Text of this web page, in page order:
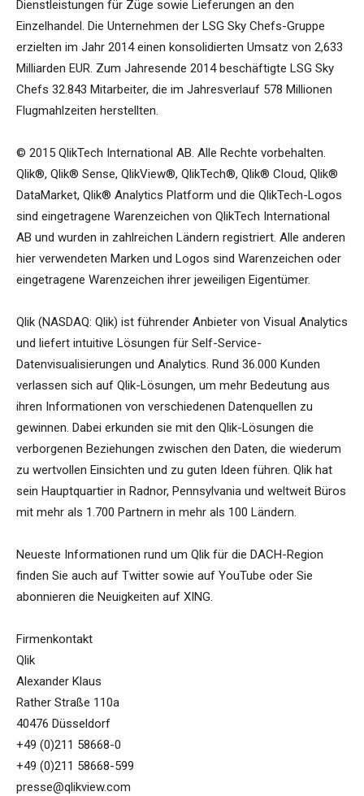
Dienstleistungen für Züge sowie Lieferungen an den
Einzelhandel. Die Unternehmen der LSG Sky Chefs-Gruppe
erzielten im Jahr 2014 einen konsolidierten Umsatz von 2,633
Milliarden EUR. Zum Jahresende 2014 beschäftigte LSG Sky
Chefs 32.843 Mitarbeiter, die im Jahresverlauf 578 Millionen
Flugmahlzeiten herstellten.
© 2015 QlikTech International AB. Alle Rechte vorbehalten.
Qlik®, Qlik® Sense, QlikView®, QlikTech®, Qlik® Cloud, Qlik®
DataMarket, Qlik® Analytics Platform und die QlikTech-Logos
sind eingetragene Warenzeichen von QlikTech International
AB und wurden in zahlreichen Ländern registriert. Alle anderen
hier verwendeten Marken und Logos sind Warenzeichen oder
eingetragene Warenzeichen ihrer jeweiligen Eigentümer.
Qlik (NASDAQ: Qlik) ist führender Anbieter von Visual Analytics
und liefert intuitive Lösungen für Self-Service-
Datenvisualisierungen und Analytics. Rund 36.000 Kunden
verlassen sich auf Qlik-Lösungen, um mehr Bedeutung aus
ihren Informationen von verschiedenen Datenquellen zu
gewinnen. Dabei erkunden sie mit den Qlik-Lösungen die
verborgenen Beziehungen zwischen den Daten, die wiederum
zu wertvollen Einsichten und zu guten Ideen führen. Qlik hat
sein Hauptquartier in Radnor, Pennsylvania und weltweit Büros
mit mehr als 1.700 Partnern in mehr als 100 Ländern.
Neueste Informationen rund um Qlik für die DACH-Region
finden Sie auch auf Twitter sowie auf YouTube oder Sie
abonnieren die Neuigkeiten auf XING.
Firmenkontakt
Qlik
Alexander Klaus
Rather Straße 110a
40476 Düsseldorf
+49 (0)211 58668-0
+49 (0)211 58668-599
presse@qlikview.com